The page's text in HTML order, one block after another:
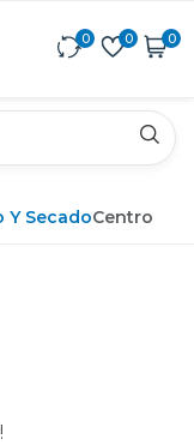
0 0 0
Y SecadoCentro De